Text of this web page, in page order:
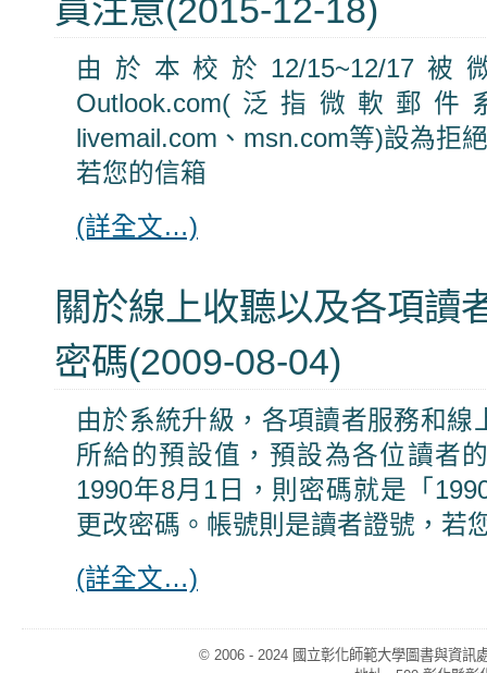
員注意(2015-12-18)
由於本校於12/15~12/17
Outlook.com(泛指微軟郵件
livemail.com、msn.com等)設為拒
若您的信箱
(詳全文…)
關於線上收聽以及各項讀
密碼(2009-08-04)
由於系統升級，各項讀者服務和線
所給的預設值，預設為各位讀者
1990年8月1日，則密碼就是「
更改密碼。帳號則是讀者證號，若
(詳全文…)
© 2006 - 2024 國立彰化師範大學圖書與資訊